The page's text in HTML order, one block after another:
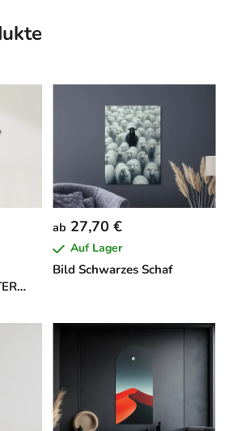
Bild Schwarzes Schaf
ab 27,70 €
Auf Lager